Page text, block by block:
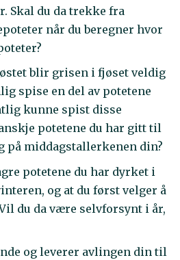
Skal du da trekke fra
når du beregner hvor
blir grisen i fjøset veldig
spise en del av potetene
kunne spist disse
potetene du har gitt til
på middagstallerkenen din?
potetene du har dyrket i
og at du først velger å
du da være selvforsynt i år,
og leverer avlingen din til